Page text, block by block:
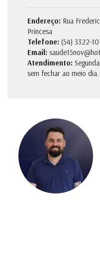
Endereço: Rua
Princesa
Telefone: (54) 3322-
Email:
Atendimento:
sem fechar ao meio dia.